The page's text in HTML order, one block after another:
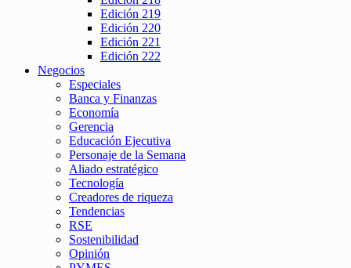
Edición 219
Edición 220
Edición 221
Edición 222
Negocios
Especiales
Banca y Finanzas
Economía
Gerencia
Educación Ejecutiva
Personaje de la Semana
Aliado estratégico
Tecnología
Creadores de riqueza
Tendencias
RSE
Sostenibilidad
Opinión